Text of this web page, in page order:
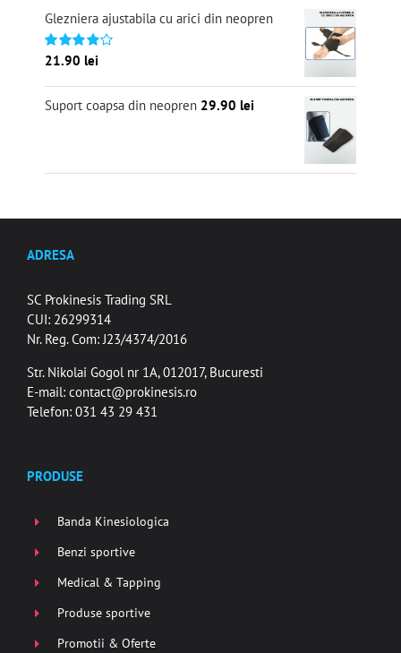
Glezniera ajustabila cu arici din neopren
Evaluat
5
21.90 lei
Suport coapsa din neopren 29.90 lei
ADRESA
SC Prokinesis Trading SRL
CUI: 26299314
Nr. Reg. Com: J23/4374/2016
Str. Nikolai Gogol nr 1A, 012017, Bucuresti
E-mail: contact@prokinesis.ro
Telefon: 031 43 29 431
PRODUSE
Banda Kinesiologica
Benzi sportive
Medical & Tapping
Produse sportive
Promotii & Oferte